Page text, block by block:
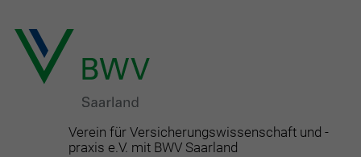
Verein für Versicherungswissenschaft und -
praxis e.V. mit BWV Saarland